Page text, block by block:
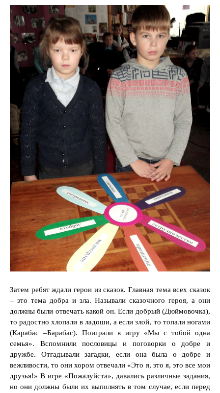
Затем ребят ждали герои из сказок. Главная тема всех сказок
– это тема добра и зла. Называли сказочного героя, а они
должны были отвечать какой он. Если добрый (Дюймовочка),
то радостно хлопали в ладоши, а если злой, то топали ногами
(Карабас –Барабас). Поиграли в игру «Мы с тобой одна
семья». Вспомнили пословицы и поговорки о добре и
дружбе. Отгадывали загадки, если она была о добре и
вежливости, то они хором отвечали «Это я, это я, это все мои
друзья!» В игре «Пожалуйста», давались различные задания,
но они должны были их выполнять в том случае, если перед